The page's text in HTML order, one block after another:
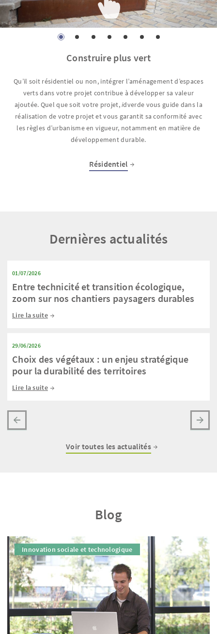
Construire plus vert
Qu’il soit résidentiel ou non, intégrer l’aménagement d’espaces
verts dans votre projet contribue à développer sa valeur
ajoutée. Quel que soit votre projet,idverde vous guide dans la
réalisation de votre projet et vous garantit sa conformité avec
les règles d’urbanisme en vigueur, notamment en matière de
développement durable.
Résidentiel
Dernières actualités
01/07/2026
Entre technicité et transition écologique,
zoom sur nos chantiers paysagers durables
Lire la suite
29/06/2026
Choix des végétaux : un enjeu stratégique
pour la durabilité des territoires
Lire la suite
Voir toutes les actualités
Blog
Innovation sociale et technologique